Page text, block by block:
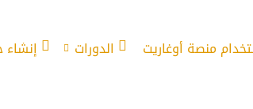
منصة أوغاريت الدورات
الأفعال التركية